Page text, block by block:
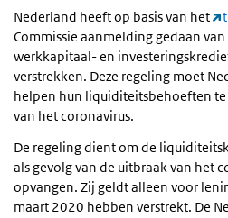
Nederland heeft op basis van het
Commissie aanmelding gedaan
werkkapitaal- en
verstrekken. Deze regeling moet
helpen hun liquiditeitsbehoeften
van het coronavirus.
De regeling dient om de
als gevolg van de uitbraak van het
opvangen. Zij geldt alleen voor
maart 2020 hebben verstrekt. De